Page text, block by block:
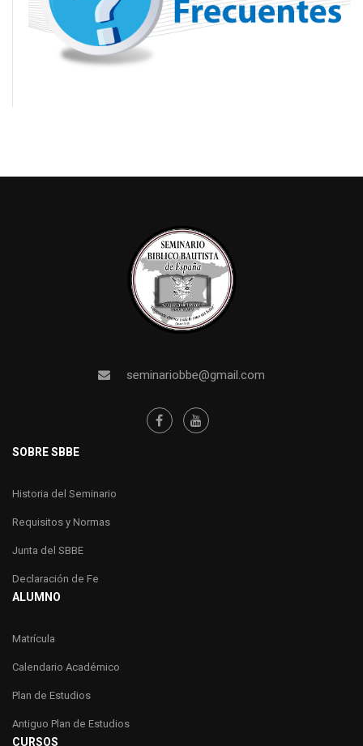
seminariobbe@gmail.com
SOBRE SBBE
Historia del Seminario
Requisitos y Normas
Junta del SBBE
Declaración de Fe
ALUMNO
Matrícula
Calendario Académico
Plan de Estudios
Antiguo Plan de Estudios
CURSOS